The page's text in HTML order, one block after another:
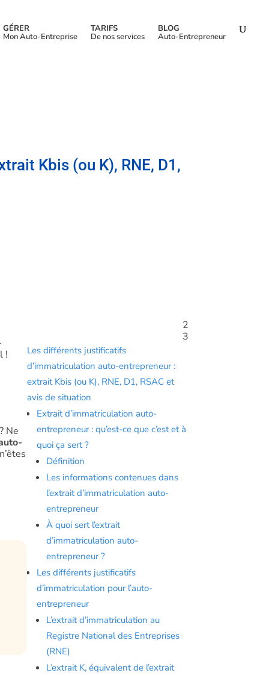
GÉRER
Mon Auto-Entreprise
TARIFS
De nos services
BLOG
Auto-Entrepreneur
Kbis (ou K), RNE, D1,
!
Ne
2
3
Les différents justificatifs
d’immatriculation auto-entrepreneur :
extrait Kbis (ou K), RNE, D1, RSAC et
avis de situation
Extrait d’immatriculation auto-
entrepreneur : qu’est-ce que c’est et à
quoi ça sert ?
Définition
Les informations contenues dans
l’extrait d’immatriculation auto-
entrepreneur
À quoi sert l’extrait
d’immatriculation auto-
entrepreneur ?
Les différents justificatifs
d’immatriculation pour l’auto-
entrepreneur
L’extrait d’immatriculation au
Registre National des Entreprises
(RNE)
L’extrait K, équivalent de l’extrait